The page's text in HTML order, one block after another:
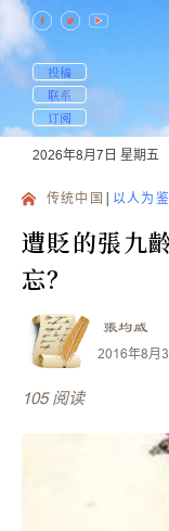
投稿
联系
订阅
2026年8月7日 星期五
传统中国 以人为鉴
遭貶的張九
忘？
張均威
2016年8月
105 阅读